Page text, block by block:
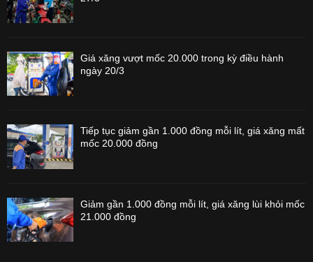
Giá xăng vượt mốc 20.000 trong kỳ điều hành
ngày 20/3
Tiếp tục giảm gần 1.000 đồng mỗi lít, giá xăng mất
mốc 20.000 đồng
Giảm gần 1.000 đồng mỗi lít, giá xăng lùi khỏi mốc
21.000 đồng